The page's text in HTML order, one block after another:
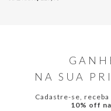
NA SUA
Cadastre-se,
10% off